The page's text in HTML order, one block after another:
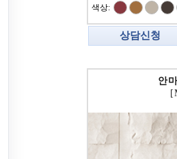
색상:
상담신청
안